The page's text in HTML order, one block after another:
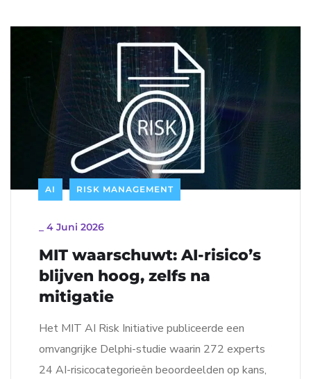
AI RISK MANAGEMENT
4 Juni 2026
MIT waarschuwt: AI-risico’s
blijven hoog, zelfs na
mitigatie
Het MIT AI Risk Initiative publiceerde een
omvangrijke Delphi-studie waarin 272 experts
24 AI-risicocategorieën beoordeelden op kans,